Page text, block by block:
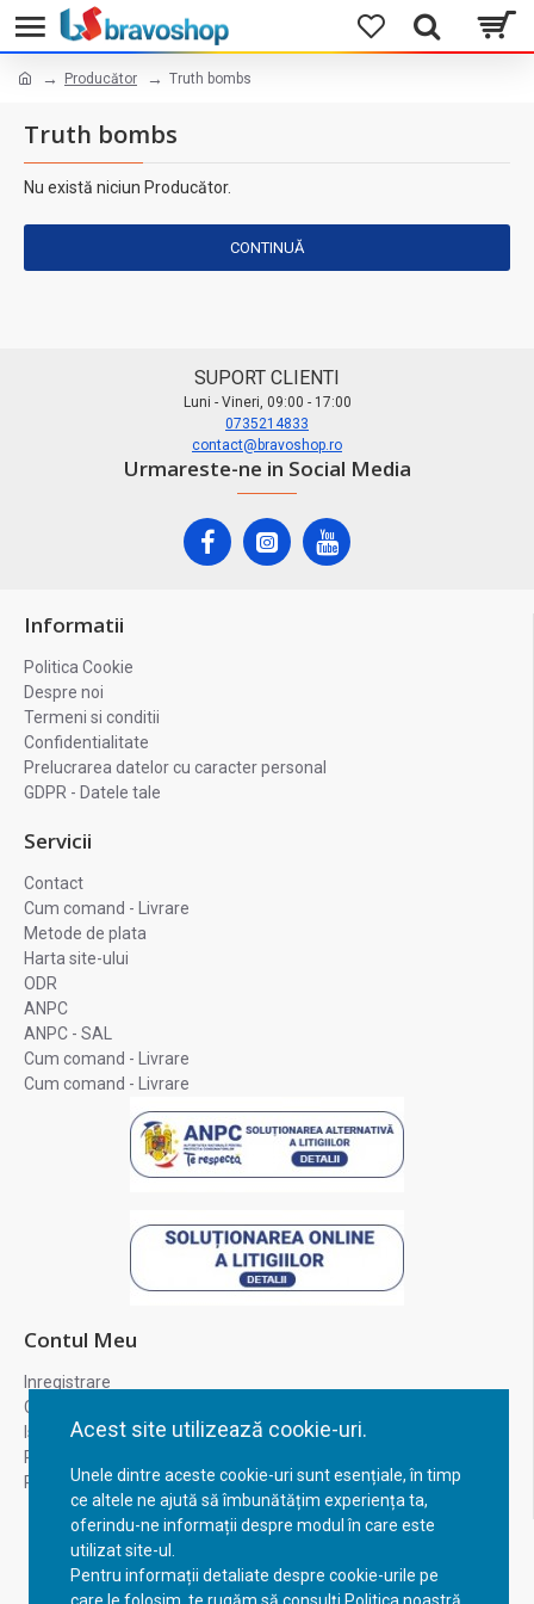
Acest site utilizează cookie-uri.
Unele dintre aceste cookie-uri sunt esențiale, în timp
ce altele ne ajută să îmbunătățim experiența ta,
oferindu-ne informații despre modul în care este
utilizat site-ul.
Pentru informații detaliate despre cookie-urile pe
Producător Truth bombs
Truth bombs
Nu există niciun Producător.
CONTINUĂ
SUPORT CLIENTI
Luni - Vineri, 09:00 - 17:00
0735214833
contact@bravoshop.ro
Urmareste-ne in Social Media
Informatii
Politica Cookie
Despre noi
Termeni si conditii
Confidentialitate
Prelucrarea datelor cu caracter personal
GDPR - Datele tale
Servicii
Contact
Cum comand - Livrare
Metode de plata
Harta site-ului
ODR
ANPC
ANPC - SAL
Cum comand - Livrare
Cum comand - Livrare
Contul Meu
Inregistrare
Contul meu
Istoric comenzi
Recuperare parola
Returnare produs